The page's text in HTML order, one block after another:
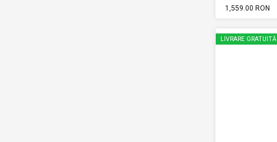
1,559.00 RON
LIVRARE GRATUITĂ